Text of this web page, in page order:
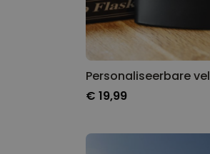
€ 19,99